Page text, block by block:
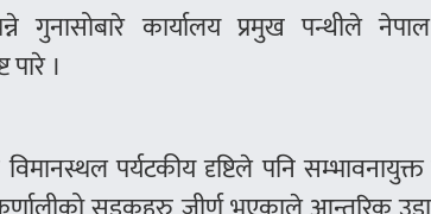
गुनासोबारे कार्यालय प्रमुख पन्थीले
।
पर्यटकीय दृष्टिले पनि